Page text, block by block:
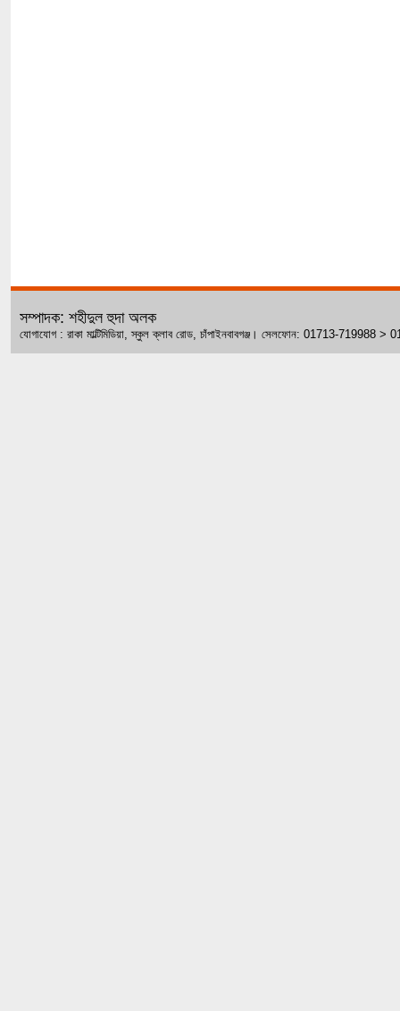
সম্পাদক: শহীদুল হুদা অলক
যোগাযোগ : রাকা মাল্টিমিডিয়া, স্কুল ক্লাব রোড, চাঁপাইনবাবগঞ্জ। সেলফোন: 01713-